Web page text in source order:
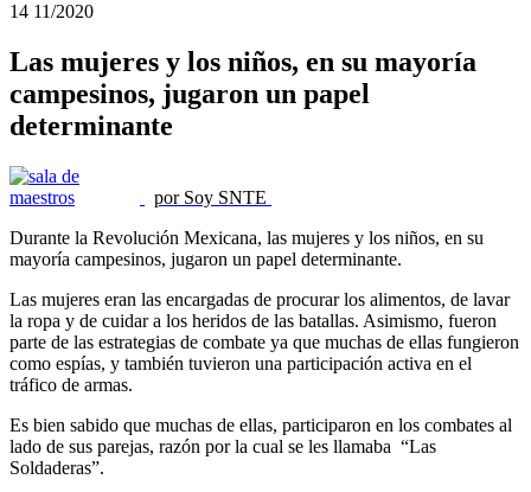
14 11/2020
Las mujeres y los niños, en su mayoría
campesinos, jugaron un papel
determinante
por Soy SNTE
Durante la Revolución Mexicana, las mujeres y los niños, en su
mayoría campesinos, jugaron un papel determinante.
Las mujeres eran las encargadas de procurar los alimentos, de lavar
la ropa y de cuidar a los heridos de las batallas. Asimismo, fueron
parte de las estrategias de combate ya que muchas de ellas fungieron
como espías, y también tuvieron una participación activa en el
tráfico de armas.
Es bien sabido que muchas de ellas, participaron en los combates al
lado de sus parejas, razón por la cual se les llamaba “Las
Soldaderas”.